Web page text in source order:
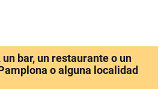
bar, un restaurante o un
o alguna localidad